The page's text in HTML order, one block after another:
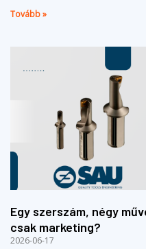
Tovább »
Egy szerszám, négy
csak marketing?
2026-06-17